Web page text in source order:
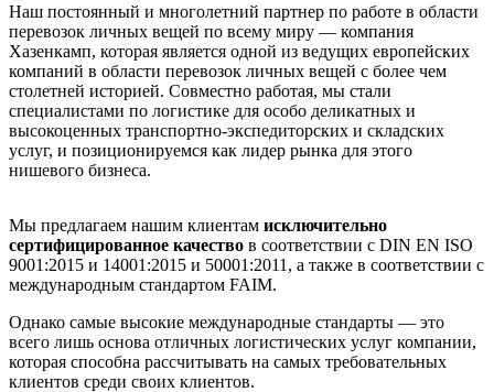
Наш постоянный и многолетний партнер по работе в области
перевозок личных вещей по всему миру — компания
Хазенкамп, которая является одной из ведущих европейских
компаний в области перевозок личных вещей с более чем
столетней историей. Совместно работая, мы стали
специалистами по логистике для особо деликатных и
высокоценных транспортно-экспедиторских и складских
услуг, и позиционируемся как лидер рынка для этого
нишевого бизнеса.
Мы предлагаем нашим клиентам исключительно
сертифицированное качество в соответствии с DIN EN ISO
9001:2015 и 14001:2015 и 50001:2011, а также в соответствии с
международным стандартом FAIM.
Однако самые высокие международные стандарты — это
всего лишь основа отличных логистических услуг компании,
которая способна рассчитывать на самых требовательных
клиентов среди своих клиентов.